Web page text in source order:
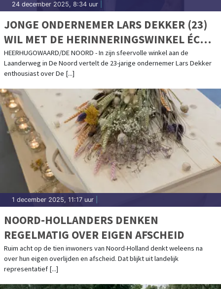
24 december 2025, 8:34 uur
JONGE ONDERNEMER LARS DEKKER (23)
WIL MET DE HERINNERINGSWINKEL ÉCHT
IETS BETEKENEN VOOR MENSEN
HEERHUGOWAARD/DE NOORD - In zijn sfeervolle winkel aan de
Laanderweg in De Noord vertelt de 23-jarige ondernemer Lars Dekker
enthousiast over De [...]
1 december 2025, 11:17 uur
NOORD-HOLLANDERS DENKEN
REGELMATIG OVER EIGEN AFSCHEID
Ruim acht op de tien inwoners van Noord-Holland denkt weleens na
over hun eigen overlijden en afscheid. Dat blijkt uit landelijk
representatief [...]